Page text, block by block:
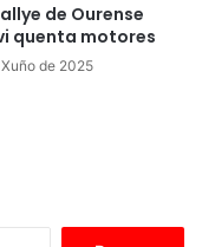
de Ourense
quenta motores
de 2025